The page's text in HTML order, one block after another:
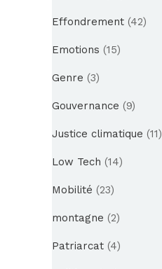
Effondrement (42)
Emotions (15)
Genre (3)
Gouvernance (9)
Justice climatique (11)
Low Tech (14)
Mobilité (23)
montagne (2)
Patriarcat (4)